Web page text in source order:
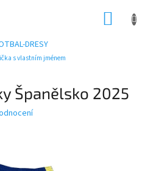
DRESY
s vlastním jménem
Španělsko 2025